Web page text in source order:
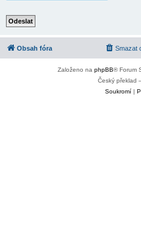
Obsah fóra Smazat
Založeno na phpBB® Forum
Český překlad
Soukromí|